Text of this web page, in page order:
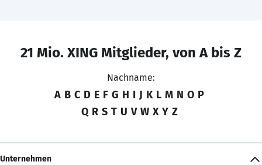
21 Mio. XING Mitglieder, von A bis Z
Nachname:
A B C D E F G H I J K L M N O P
Q R S T U V W X Y Z
Unternehmen